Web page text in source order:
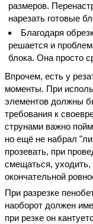
размеров.
нарезать готовые
Благодаря
решается и
блока. Она просто
Впрочем, есть у
моменты. При
элементов должны
требования к
струнами важно
но ещё не набрал
прозевать, при
смещаться, уходить,
окончательной
При разрезке
наоборот должен
при резке он